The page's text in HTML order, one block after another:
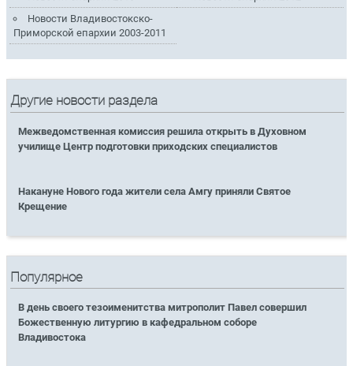
Новости Владивостокско-
Приморской епархии 2003-2011
Другие новости раздела
Межведомственная комиссия решила открыть в Духовном
училище Центр подготовки приходских специалистов
Накануне Нового года жители села Амгу приняли Святое
Крещение
Популярное
В день своего тезоименитства митрополит Павел совершил
Божественную литургию в кафедральном соборе
Владивостока